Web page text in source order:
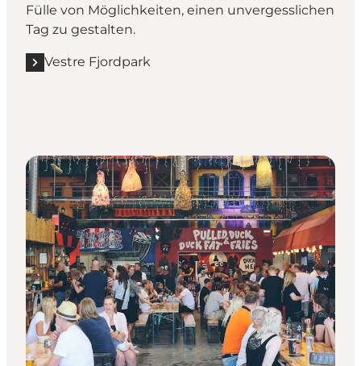
Fülle von Möglichkeiten, einen unvergesslichen
Tag zu gestalten.
Vestre Fjordpark